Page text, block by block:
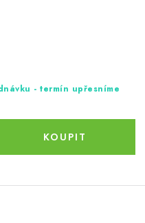
- termín upřesníme